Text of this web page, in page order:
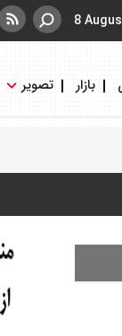
8
بازار تصویر